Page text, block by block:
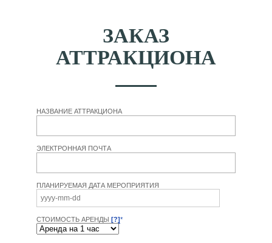
ЗАКАЗ
АТТРАКЦИОНА
НАЗВАНИЕ АТТРАКЦИОНА
ЭЛЕКТРОННАЯ ПОЧТА
ПЛАНИРУЕМАЯ ДАТА МЕРОПРИЯТИЯ
СТОИМОСТЬ АРЕНДЫ [?]*